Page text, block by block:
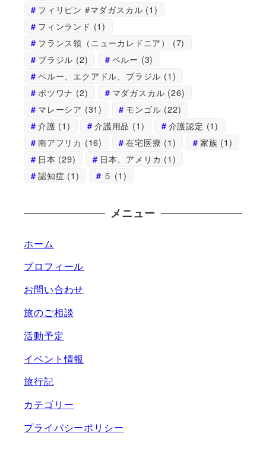
フィリピン #マダガスカル (1)
フィンランド (1)
フランス領（ニューカレドニア）
(7)
ブラジル (2) ペルー (3)
ペルー、エクアドル、ブラジル (1)
ボツワナ (2) マダガスカル (26)
マレーシア (31) モンゴル (22)
介護 (1) 介護用品 (1) 介護認定 (1)
南アフリカ (16) 在宅医療 (1) 家族 (1)
日本 (29) 日本、アメリカ (1)
認知症 (1) ５ (1)
メニュー
ホーム
プロフィール
お問い合わせ
旅のご相談
活動予定
イベント情報
旅行記
カテゴリー
プライバシーポリシー